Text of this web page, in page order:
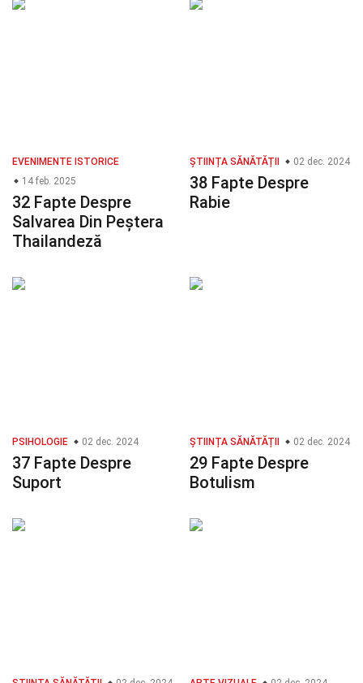
EVENIMENTE ISTORICE
14 feb. 2025
32 Fapte Despre
Salvarea Din Peștera
Thailandeză
ȘTIINȚA SĂNĂTĂȚII 02 dec. 2024
38 Fapte Despre
Rabie
PSIHOLOGIE 02 dec. 2024
37 Fapte Despre
Suport
ȘTIINȚA SĂNĂTĂȚII 02 dec. 2024
29 Fapte Despre
Botulism